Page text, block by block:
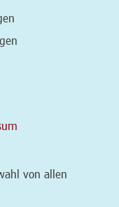
von allen